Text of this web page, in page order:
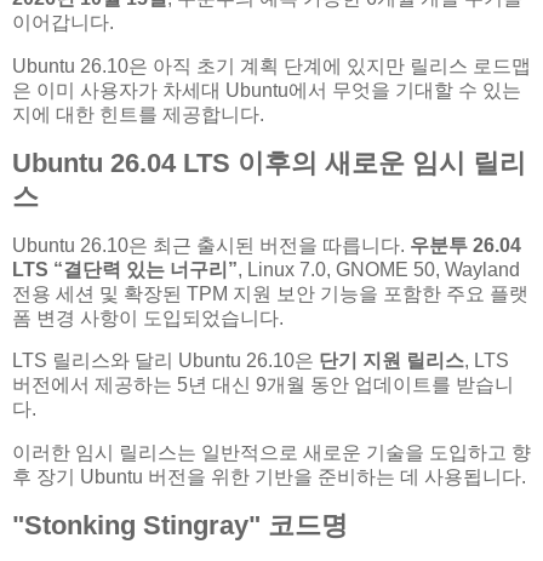
이어갑니다.
Ubuntu 26.10은 아직 초기 계획 단계에 있지만 릴리스 로드맵
은 이미 사용자가 차세대 Ubuntu에서 무엇을 기대할 수 있는
지에 대한 힌트를 제공합니다.
Ubuntu 26.04 LTS 이후의 새로운 임시 릴리
스
Ubuntu 26.10은 최근 출시된 버전을 따릅니다. 우분투 26.04
LTS “결단력 있는 너구리”, Linux 7.0, GNOME 50, Wayland
전용 세션 및 확장된 TPM 지원 보안 기능을 포함한 주요 플랫
폼 변경 사항이 도입되었습니다.
LTS 릴리스와 달리 Ubuntu 26.10은 단기 지원 릴리스, LTS
버전에서 제공하는 5년 대신 9개월 동안 업데이트를 받습니
다.
이러한 임시 릴리스는 일반적으로 새로운 기술을 도입하고 향
후 장기 Ubuntu 버전을 위한 기반을 준비하는 데 사용됩니다.
"Stonking Stingray" 코드명